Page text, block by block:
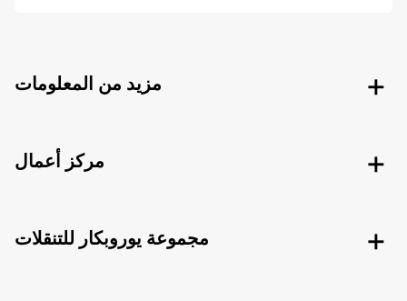
مزيد من المعلومات
مركز أعمال
مجموعة يوروبكار للتنقلات